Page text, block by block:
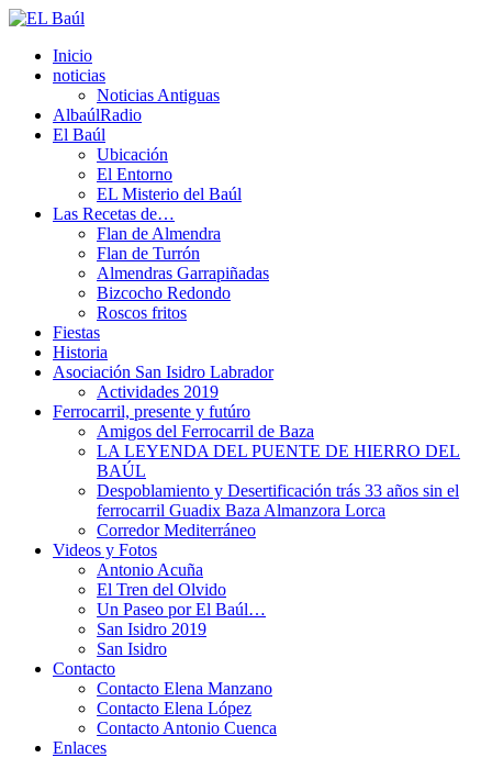
Inicio
noticias
Noticias Antiguas
AlbaúlRadio
El Baúl
Ubicación
El Entorno
EL Misterio del Baúl
Las Recetas de…
Flan de Almendra
Flan de Turrón
Almendras Garrapiñadas
Bizcocho Redondo
Roscos fritos
Fiestas
Historia
Asociación San Isidro Labrador
Actividades 2019
Ferrocarril, presente y futúro
Amigos del Ferrocarril de Baza
LA LEYENDA DEL PUENTE DE HIERRO DEL
BAÚL
Despoblamiento y Desertificación trás 33 años sin el
ferrocarril Guadix Baza Almanzora Lorca
Corredor Mediterráneo
Videos y Fotos
Antonio Acuña
El Tren del Olvido
Un Paseo por El Baúl…
San Isidro 2019
San Isidro
Contacto
Contacto Elena Manzano
Contacto Elena López
Contacto Antonio Cuenca
Enlaces